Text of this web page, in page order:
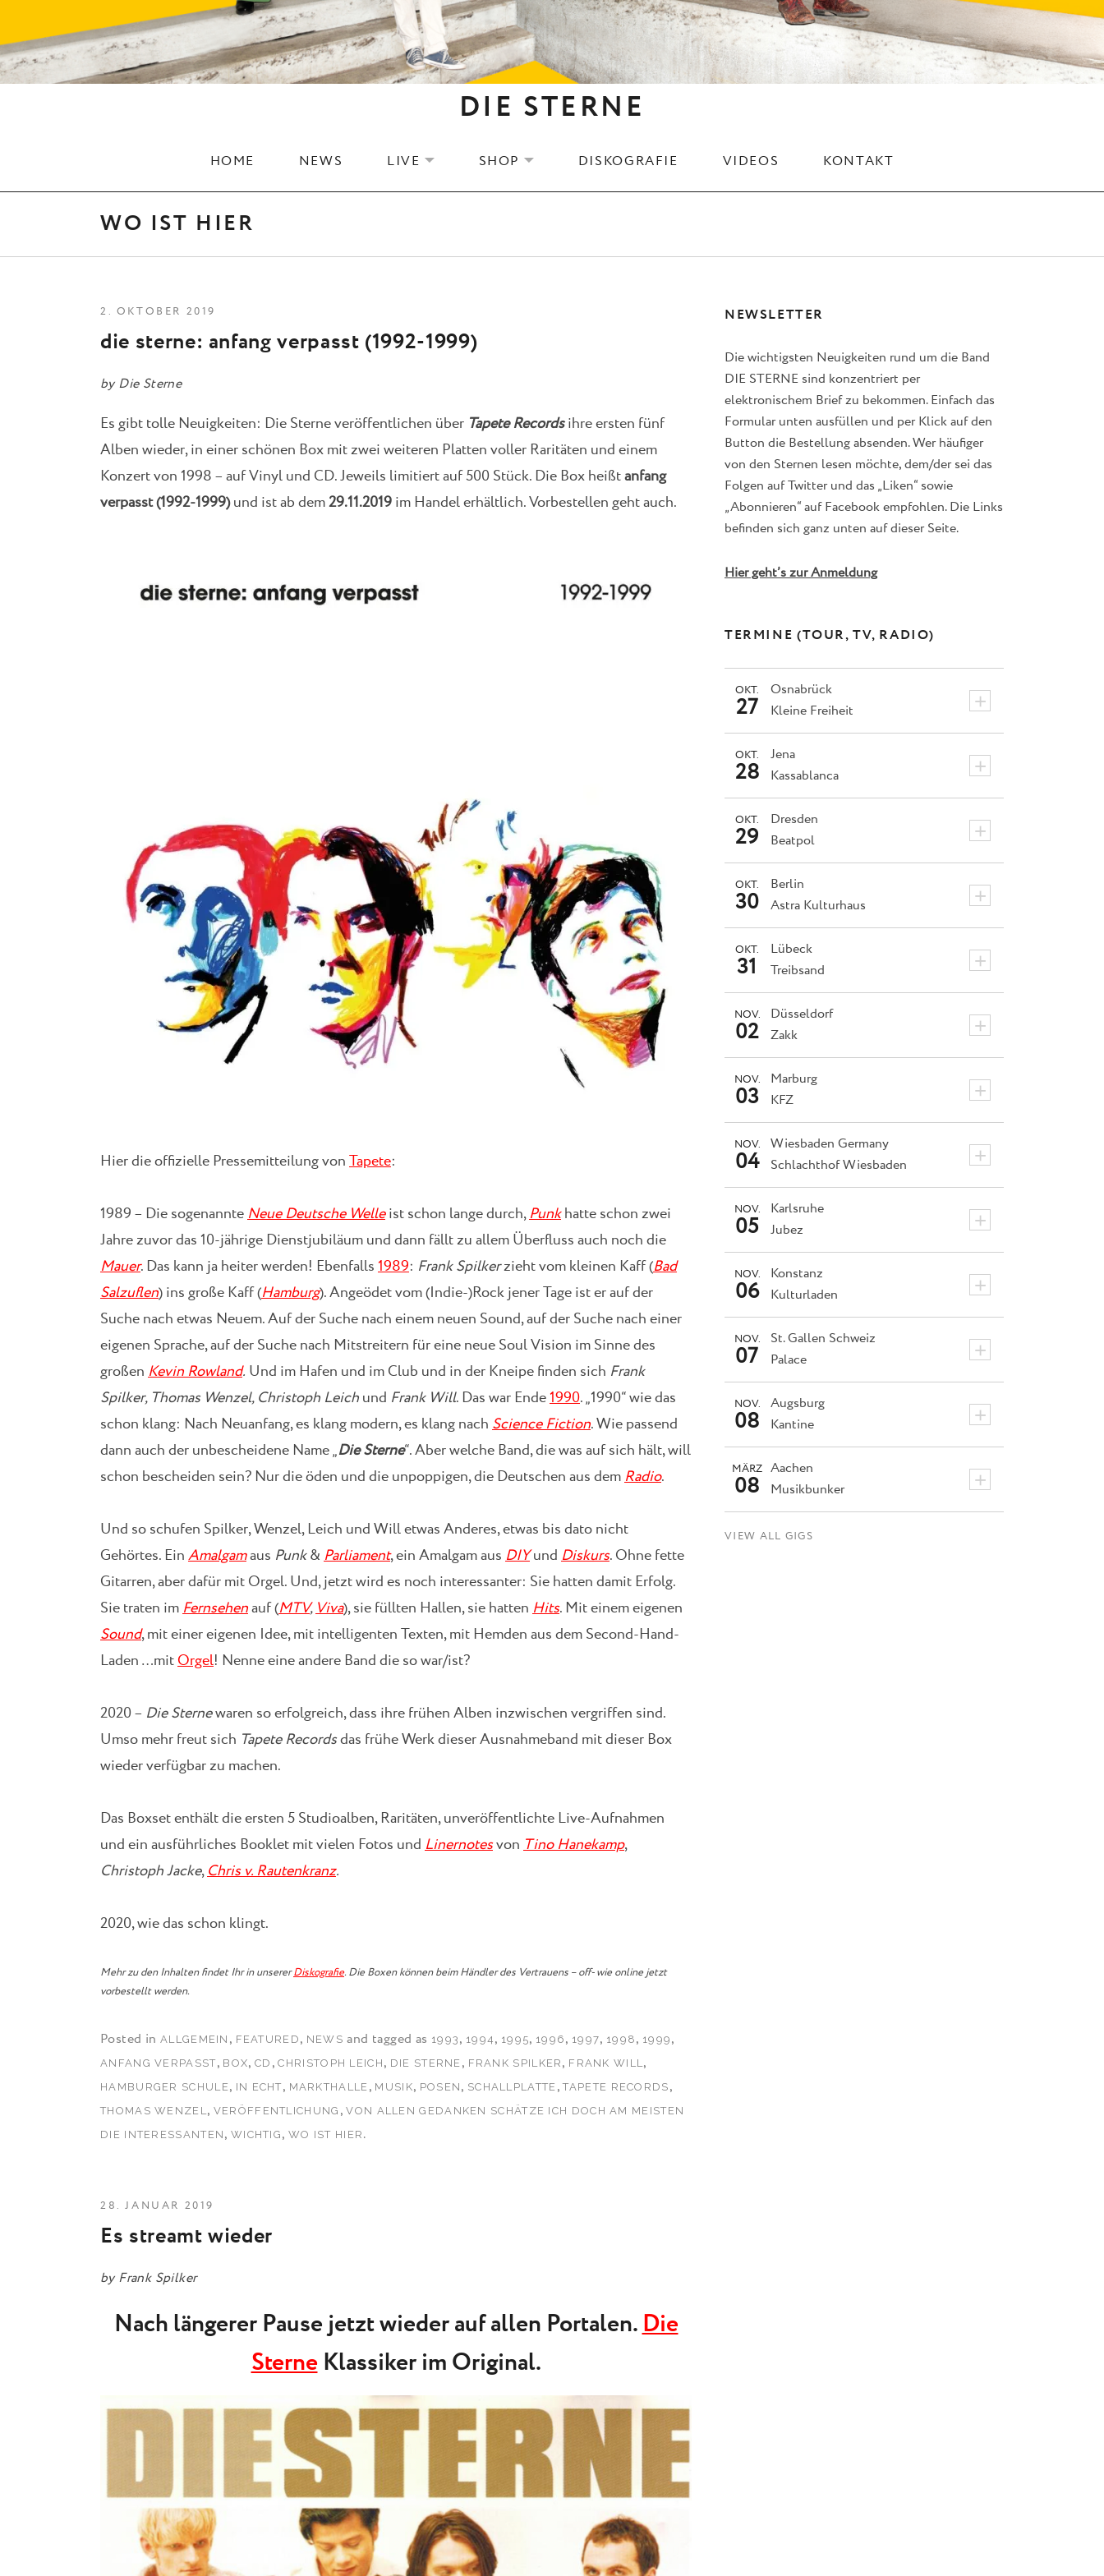
DIE STERNE
HOME NEWS LIVE EXPAND SUBMENU
SHOP EXPAND SUBMENU
DISKOGRAFIE VIDEOS KONTAKT
WO IST HIER
die sterne: anfang verpasst (1992-1999)
by Die Sterne
2. OKTOBER 2019
Es gibt tolle Neuigkeiten: Die Sterne veröffentlichen über Tapete Recordsihre ersten fünf
Alben wieder, in einer schönen Box mit zwei weiteren Platten voller Raritäten und einem
Konzert von 1998 – auf Vinyl und CD. Jeweils limitiert auf 500 Stück. Die Box heißtanfang
verpasst (1992-1999)und ist ab dem29.11.2019im Handel erhältlich. Vorbestellen geht auch.
Hier die offizielle Pressemitteilung vonTapete:
1989 – Die sogenannteNeue Deutsche Welleist schon lange durch,Punkhatte schon zwei
Jahre zuvor das 10-jährige Dienstjubiläum und dann fällt zu allem Überfluss auch noch die
Mauer. Das kann ja heiter werden! Ebenfalls1989: Frank Spilkerzieht vom kleinen Kaff (Bad
Salzuflen) ins große Kaff (Hamburg). Angeödet vom (Indie-)Rock jener Tage ist er auf der
Suche nach etwas Neuem. Auf der Suche nach einem neuen Sound, auf der Suche nach einer
eigenen Sprache, auf der Suche nach Mitstreitern für eine neue Soul Vision im Sinne des
großenKevin Rowland. Und im Hafen und im Club und in der Kneipe finden sich Frank
Spilker, Thomas Wenzel, Christoph Leichund Frank Will. Das war Ende1990. „1990“ wie das
schon klang: Nach Neuanfang, es klang modern, es klang nachScience Fiction. Wie passend
dann auch der unbescheidene Name „Die Sterne“. Aber welche Band, die was auf sich hält, will
schon bescheiden sein? Nur die öden und die unpoppigen, die Deutschen aus demRadio.
Und so schufen Spilker, Wenzel, Leich und Will etwas Anderes, etwas bis dato nicht
Gehörtes. EinAmalgamaus Punk&Parliament, ein Amalgam ausDIYundDiskurs. Ohne fette
Gitarren, aber dafür mit Orgel. Und, jetzt wird es noch interessanter: Sie hatten damit Erfolg.
Sie traten imFernsehenauf (MTV,Viva), sie füllten Hallen, sie hattenHits. Mit einem eigenen
Sound, mit einer eigenen Idee, mit intelligenten Texten, mit Hemden aus dem Second-Hand-
Laden …mitOrgel! Nenne eine andere Band die so war/ist?
2020 – Die Sternewaren so erfolgreich, dass ihre frühen Alben inzwischen vergriffen sind.
Umso mehr freut sich Tapete Recordsdas frühe Werk dieser Ausnahmeband mit dieser Box
wieder verfügbar zu machen.
Das Boxset enthält die ersten 5 Studioalben, Raritäten, unveröffentlichte Live-Aufnahmen
und ein ausführliches Booklet mit vielen Fotos undLinernotesvonTino Hanekamp,
Christoph Jacke,Chris v. Rautenkranz.
2020, wie das schon klingt.
Mehr zu den Inhalten findet Ihr in unsererDiskografie. Die Boxen können beim Händler des Vertrauens – off- wie online jetzt
vorbestellt werden.
Posted in ALLGEMEIN , FEATURED , NEWS and tagged as 1993 , 1994 , 1995, 1996 , 1997, 1998 , 1999 ,
ANFANG VERPASST, BOX,CD ,CHRISTOPH LEICH , DIE STERNE , FRANK SPILKER , FRANK WILL,
HAMBURGER SCHULE, IN ECHT, MARKTHALLE , MUSIK, POSEN , SCHALLPLATTE ,TAPETE RECORDS ,
THOMAS WENZEL, VERÖFFENTLICHUNG ,VON ALLEN GEDANKEN SCHÄTZE ICH DOCH AM MEISTEN
DIE INTERESSANTEN , WICHTIG , WO IST HIER .
Es streamt wieder
by Frank Spilker
28. JANUAR 2019
Nach längerer Pause jetzt wieder auf allen Portalen.Die
SterneKlassiker im Original.
NEWSLETTER
Die wichtigsten Neuigkeiten rund um die Band
DIE STERNE sind konzentriert per
elektronischem Brief zu bekommen. Einfach das
Formular unten ausfüllen und per Klick auf den
Button die Bestellung absenden. Wer häufiger
von den Sternen lesen möchte, dem/der sei das
Folgen auf Twitter und das „Liken“ sowie
„Abonnieren“ auf Facebook empfohlen. Die Links
befinden sich ganz unten auf dieser Seite.
Hier geht’s zur Anmeldung
TERMINE (TOUR, TV, RADIO)
Osnabrück +
OKT.
27 Kleine Freiheit
Jena +
OKT.
28 Kassablanca
Dresden +
OKT.
29 Beatpol
Berlin +
OKT.
30 Astra Kulturhaus
Lübeck +
OKT.
31 Treibsand
Düsseldorf +
NOV.
02 Zakk
Marburg +
NOV.
03 KFZ
Wiesbaden Germany +
NOV.
04 Schlachthof Wiesbaden
Karlsruhe +
NOV.
05 Jubez
Konstanz +
NOV.
06 Kulturladen
St. Gallen Schweiz +
NOV.
07 Palace
Augsburg +
NOV.
08 Kantine
Aachen +
MÄRZ
08 Musikbunker
VIEW ALL GIGS